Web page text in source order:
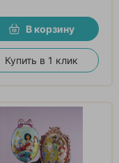
В корзину
Купить в 1 клик